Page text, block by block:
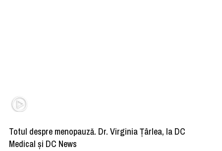
Totul despre menopauză. Dr. Virginia Țârlea, la DC
Medical și DC News